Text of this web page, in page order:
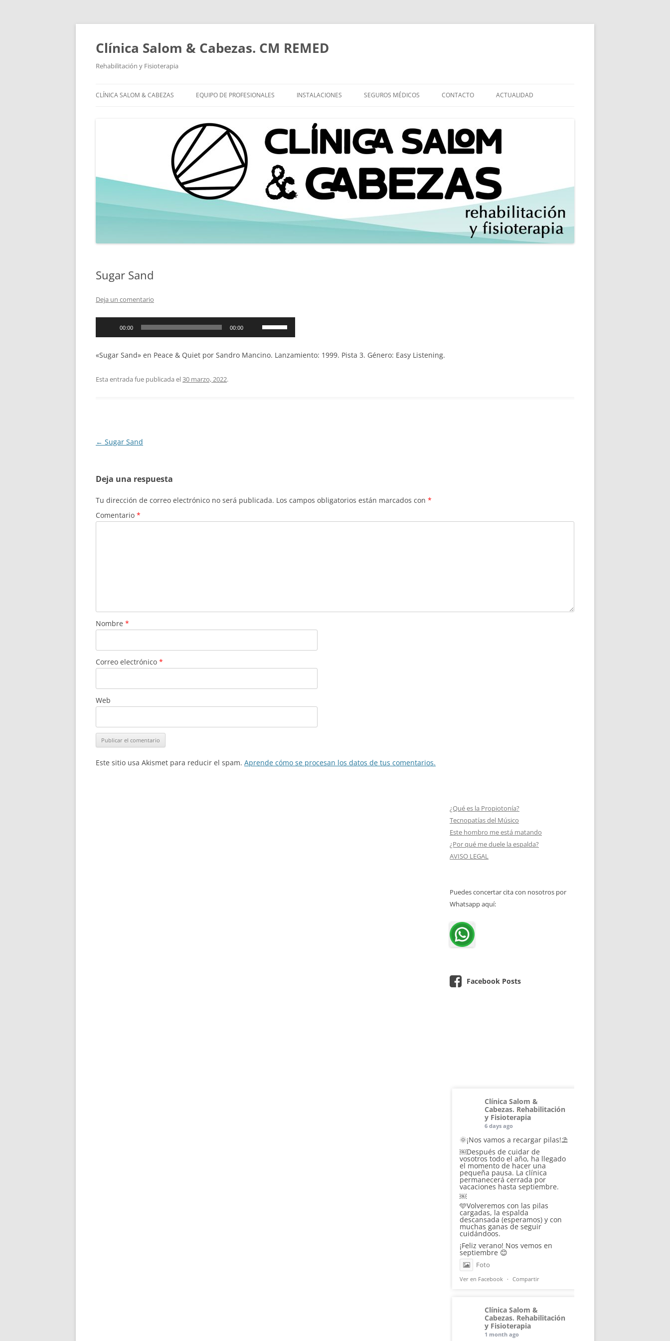
Saltar
contenido
Clínica Salom & Cabezas. CM REMED
Rehabilitación y Fisioterapia
CLÍNICA SALOM & CABEZAS EQUIPO DE PROFESIONALES INSTALACIONES SEGUROS MÉDICOS CONTACTO ACTUALIDAD
Sugar Sand
Deja un comentario
00:00 00:00
de
«Sugar Sand» en Peace & Quiet por Sandro Mancino. Lanzamiento: 1999. Pista 3. Género: Easy Listening.
Esta entrada fue publicada el30 marzo, 2022.
Navegación
← Sugar Sand
Deja una respuesta
Tu dirección de correo electrónico no será publicada. Los campos obligatorios están marcados con *
Comentario *
Nombre *
Correo electrónico *
Web
Este sitio usa Akismet para reducir el spam. Aprende cómo se procesan los datos de tus comentarios.
¿Qué es la Propiotonía?
Tecnopatías del Músico
Este hombro me está matando
¿Por qué me duele la espalda?
AVISO LEGAL
Puedes concertar cita con nosotros por
Whatsapp aquí:
Facebook Posts
Clínica Salom &
Cabezas. Rehabilitación
y Fisioterapia
6 days ago
🌞¡Nos vamos a recargar pilas!⛱️
￼Después de cuidar de
vosotros todo el año, ha llegado
el momento de hacer una
pequeña pausa. La clínica
permanecerá cerrada por
vacaciones hasta septiembre.
￼
🩵Volveremos con las pilas
cargadas, la espalda
descansada (esperamos) y con
muchas ganas de seguir
cuidándoos.
¡Feliz verano! Nos vemos en
septiembre 😊
Foto
Ver en Facebook · Compartir
Clínica Salom &
Cabezas. Rehabilitación
y Fisioterapia
1 month ago